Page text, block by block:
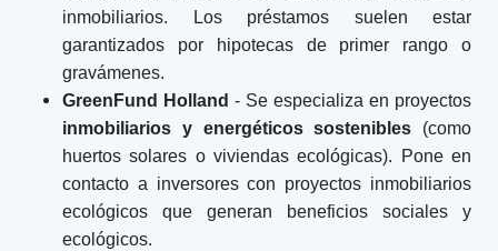
inmobiliarios. Los préstamos suelen estar
garantizados por hipotecas de primer rango o
gravámenes.
GreenFund Holland - Se especializa en proyectos
inmobiliarios y energéticos sostenibles (como
huertos solares o viviendas ecológicas). Pone en
contacto a inversores con proyectos inmobiliarios
ecológicos que generan beneficios sociales y
ecológicos.